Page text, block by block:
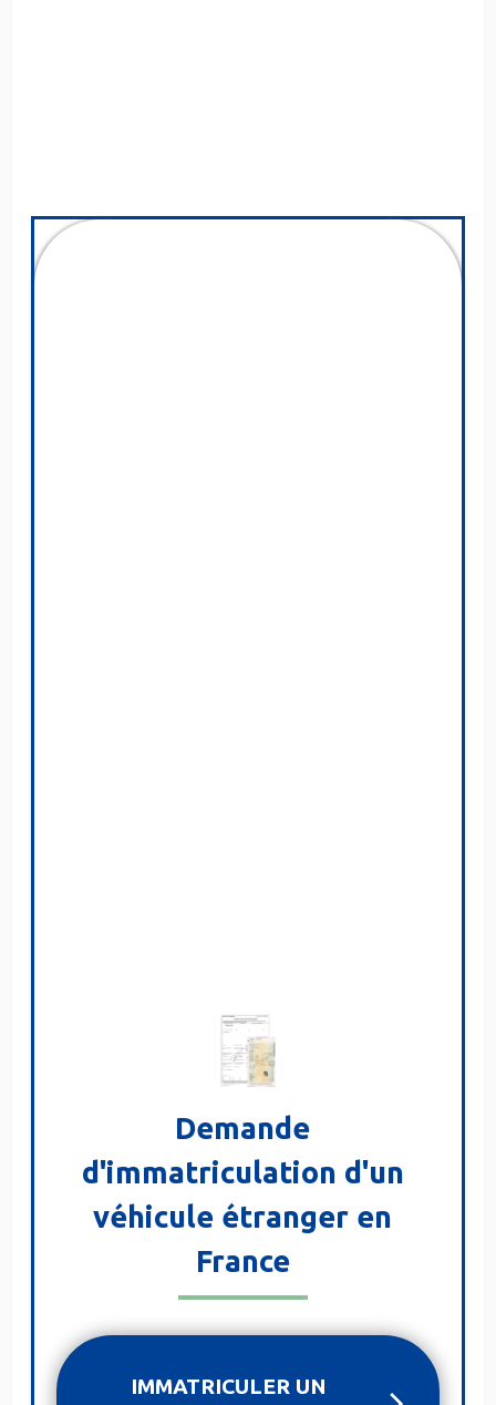
Demande
d'immatriculation d'un
véhicule étranger en
France
IMMATRICULER UN